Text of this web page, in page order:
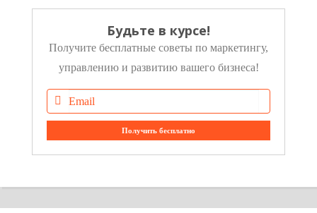
Будьте в курсе!
Получите бесплатные советы по маркетингу,
управлению и развитию вашего бизнеса!